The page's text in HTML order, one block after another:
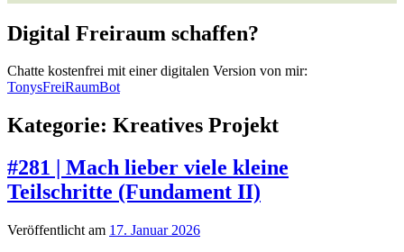
Digital Freiraum schaffen?
Chatte kostenfrei mit einer digitalen Version von mir:
TonysFreiRaumBot
Kategorie: Kreatives Projekt
#281 | Mach lieber viele kleine
Teilschritte (Fundament II)
Veröffentlicht am 17. Januar 2026